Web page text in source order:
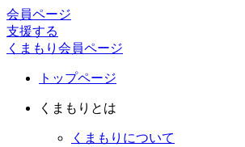
会員ページ
支援する
くまもり会員ページ
トップページ
くまもりとは
くまもりについて